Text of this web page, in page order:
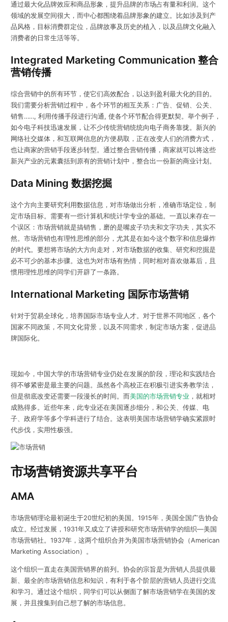
通过最大化品牌效应和商品形象，提升品牌的市场占有量和利润。这个
领域的发展空间很大，而中心都围绕着品牌形象的建立。比如涉及到产
品风格，目标消费群定位，品牌故事及历史的植入，以及品牌文化融入
消费者的日常生活等等。
Integrated Marketing Communication 整合
营销传播
综合营销中的所有环节，使它们高效配合，以达到盈利最大化的目的。
我们需要分析营销过程中，各个环节的相互关系：广告、促销、公关、
销售……, 利用传播手段进行沟通, 使各个环节配合得更默契。举个例子，
如今电子科技迅速发展，让不少传统营销统统向电子商务靠拢。新兴的
网络社交媒体，和互联网信息的方便易取，正在改变人们的消费方式，
也让商家的营销手段逐步转型。通过整合营销传播，商家就可以将这些
新兴产业的元素囊括到原有的营销计划中，整合出一份新的商业计划。
Data Mining 数据挖掘
这个方向主要研究利用数据信息，对市场做出分析，准确市场定位，制
定市场目标。需要有一些计算机和统计学专业的基础。一直以来存在一
个误区：市场营销就是搞销售，磨的是嘴皮子功夫和文字功夫，其实不
然。市场营销也有理性思维的部分，尤其是在如今这个数字和信息爆炸
的时代。要想将市场的大方向走对，对市场数据的收集、研究和挖掘是
必不可少的基本步骤。这也为对市场有热情，同时相对喜欢做幕后，且
惯用理性思维的同学们开辟了一条路。
International Marketing 国际市场营销
针对于贸易全球化，培养国际市场专业人才。对于世界不同地区，各个
国家不同政策，不同文化背景，以及不同需求，制定市场方案，促进品
牌国际化。
现如今，中国大学的市场营销专业仍处在发展的阶段，理论和实践结合
得不够紧密是最主要的问题。虽然各个高校正在积极引进实务教学法，
但是彻底改变还需要一段漫长的时间。而美国的市场营销专业 ，就相对
成熟得多。近些年来，此专业还在美国逐步细分，和公关、传媒、电
子、政府学等多个学科进行了结合。这表明美国市场营销学确实紧跟时
代步伐，实用性极强。
市场营销资源共享平台
AMA
市场营销理论最初诞生于20世纪初的美国。1915年，美国全国广告协会
成立。经过发展，1931年又成立了讲授和研究市场营销学的组织—美国
市场营销社。1937年，这两个组织合并为美国市场营销协会（American
Marketing Association）。
这个组织一直走在美国营销界的前列。协会的宗旨是为营销人员提供最
新、最全的市场营销信息和知识，有利于各个阶层的营销人员进行交流
和学习。通过这个组织，同学们可以从侧面了解市场营销学在美国的发
展，并且搜集到自己想了解的市场信息。